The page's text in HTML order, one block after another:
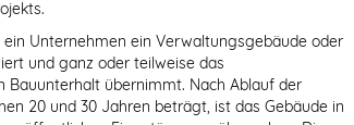
Unternehmen ein Verwaltungsgebäude oder
und ganz oder teilweise das
Bauunterhalt übernimmt. Nach Ablauf der
20 und 30 Jahren beträgt, ist das Gebäude in